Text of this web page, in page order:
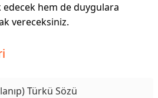
edecek hem de duygulara
vereceksiniz.
Türkü Sözü